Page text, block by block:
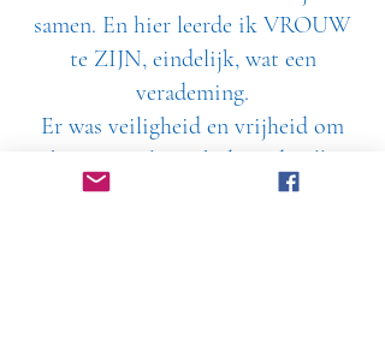
samen. En hier leerde ik VROUW
te ZIJN, eindelijk, wat een
verademing.
Er was veiligheid en vrijheid om
hoe stuntelig ook destijds, alle
aspecten van mijn vrouw zijn uit te